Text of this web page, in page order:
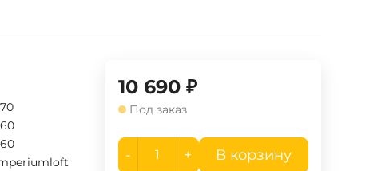
10 690 ₽
Под заказ
- + В корзину